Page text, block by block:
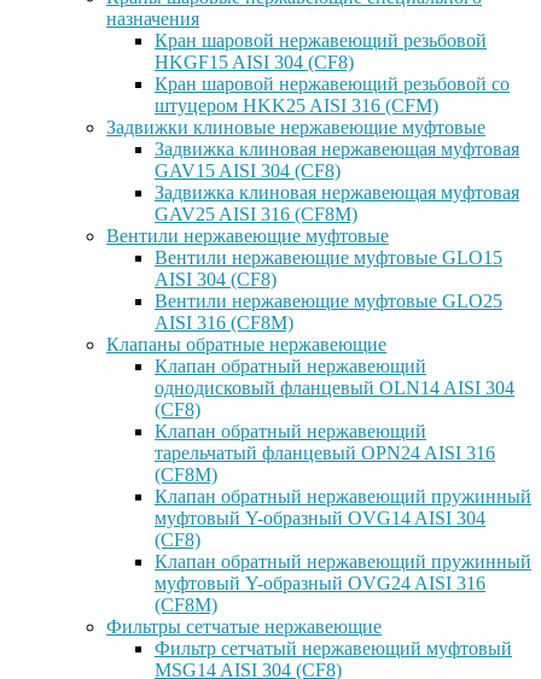
назначения
Кран шаровой нержавеющий резьбовой
HKGF15 AISI 304 (CF8)
Кран шаровой нержавеющий резьбовой со
штуцером HKK25 AISI 316 (CFM)
Задвижки клиновые нержавеющие муфтовые
Задвижка клиновая нержавеющая муфтовая
GAV15 AISI 304 (CF8)
Задвижка клиновая нержавеющая муфтовая
GAV25 AISI 316 (CF8M)
Вентили нержавеющие муфтовые
Вентили нержавеющие муфтовые GLO15
AISI 304 (CF8)
Вентили нержавеющие муфтовые GLO25
AISI 316 (CF8M)
Клапаны обратные нержавеющие
Клапан обратный нержавеющий
однодисковый фланцевый OLN14 AISI 304
(CF8)
Клапан обратный нержавеющий
тарельчатый фланцевый OPN24 AISI 316
(CF8M)
Клапан обратный нержавеющий пружинный
муфтовый Y-образный OVG14 AISI 304
(CF8)
Клапан обратный нержавеющий пружинный
муфтовый Y-образный OVG24 AISI 316
(CF8М)
Фильтры сетчатые нержавеющие
Фильтр сетчатый нержавеющий муфтовый
MSG14 AISI 304 (CF8)